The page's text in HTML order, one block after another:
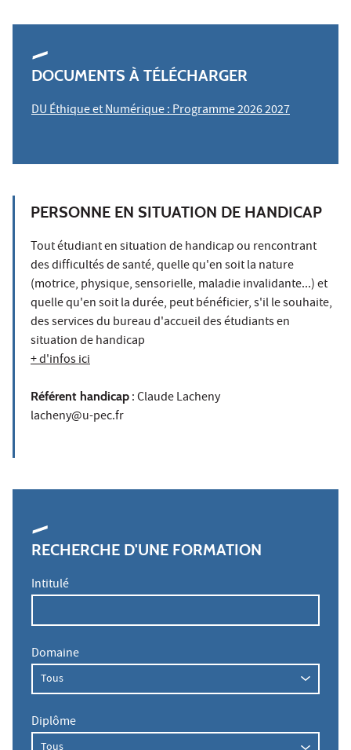
DOCUMENTS À TÉLÉCHARGER
DU Éthique et Numérique :Programme 2026 2027
PERSONNE EN SITUATION DE HANDICAP
Tout étudiant en situation de handicap ou rencontrant
des difficultés de santé, quelle qu'en soit la nature
(motrice, physique, sensorielle, maladie invalidante...) et
quelle qu'en soit la durée, peut bénéficier, s'il le souhaite,
des services du bureau d'accueil des étudiants en
situation de handicap
+ d'infos ici
Référent handicap : Claude Lacheny
lacheny@u-pec.fr
RECHERCHE D'UNE FORMATION
Intitulé
Domaine
Diplôme